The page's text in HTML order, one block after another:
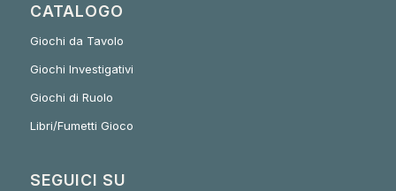
CATALOGO
Giochi da Tavolo
Giochi Investigativi
Giochi di Ruolo
Libri/Fumetti Gioco
SEGUICI SU